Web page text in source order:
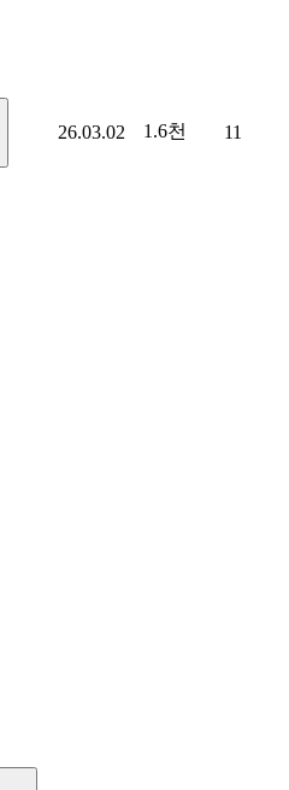
26.03.02 1.6천 11